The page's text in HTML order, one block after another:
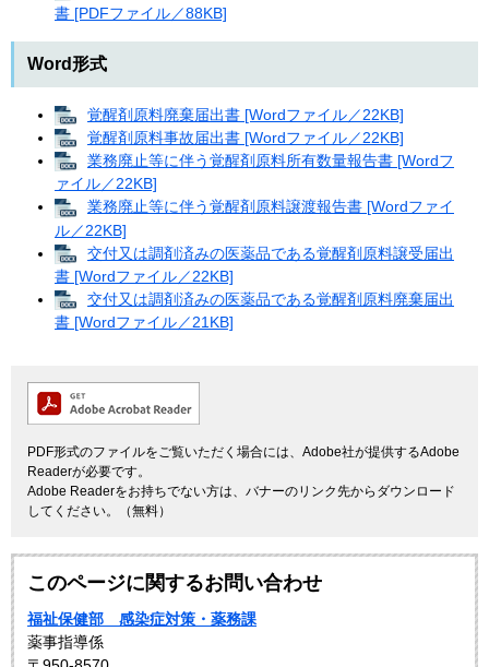
書 [PDFファイル／88KB]
Word形式
覚醒剤原料廃棄届出書 [Wordファイル／22KB]
覚醒剤原料事故届出書 [Wordファイル／22KB]
業務廃止等に伴う覚醒剤原料所有数量報告書 [Wordフ
ァイル／22KB]
業務廃止等に伴う覚醒剤原料譲渡報告書 [Wordファイ
ル／22KB]
交付又は調剤済みの医薬品である覚醒剤原料譲受届出
書 [Wordファイル／22KB]
交付又は調剤済みの医薬品である覚醒剤原料廃棄届出
書 [Wordファイル／21KB]
PDF形式のファイルをご覧いただく場合には、Adobe社が提供するAdobe
Readerが必要です。
Adobe Readerをお持ちでない方は、バナーのリンク先からダウンロード
してください。（無料）
このページに関するお問い合わせ
福祉保健部 感染症対策・薬務課
薬事指導係